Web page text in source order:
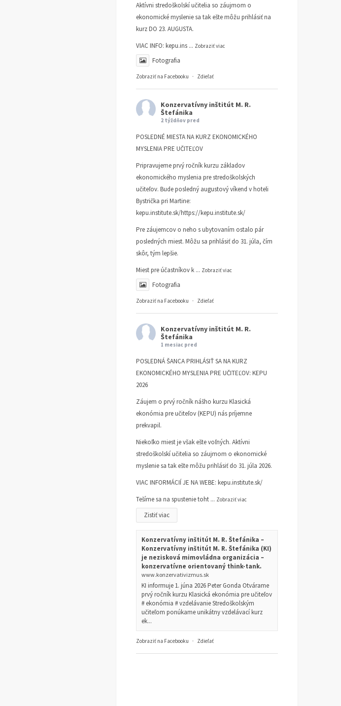
Aktívni stredoškolskí učitelia so záujmom o
ekonomické myslenie sa tak ešte môžu prihlásiť na
kurz DO 23. AUGUSTA.
VIAC INFO: kepu.ins ... Zobraziť viac
Fotografia
Zobraziť na Facebooku · Zdieľať
Konzervatívny inštitút M. R.
Štefánika
2 týždňov pred
POSLEDNÉ MIESTA NA KURZ EKONOMICKÉHO
MYSLENIA PRE UČITEĽOV
Pripravujeme prvý ročník kurzu základov
ekonomického myslenia pre stredoškolských
učiteľov. Bude posledný augustový víkend v hoteli
Bystrička pri Martine:
kepu.institute.sk/https://kepu.institute.sk/
Pre záujemcov o neho s ubytovaním ostalo pár
posledných miest. Môžu sa prihlásiť do 31. júla, čím
skôr, tým lepšie.
Miest pre účastníkov k ... Zobraziť viac
Fotografia
Zobraziť na Facebooku · Zdieľať
Konzervatívny inštitút M. R.
Štefánika
1 mesiac pred
POSLEDNÁ ŠANCA PRIHLÁSIŤ SA NA KURZ
EKONOMICKÉHO MYSLENIA PRE UČITEĽOV: KEPU
2026
Záujem o prvý ročník nášho kurzu Klasická
ekonómia pre učiteľov (KEPU) nás príjemne
prekvapil.
Niekoľko miest je však ešte voľných. Aktívni
stredoškolskí učitelia so záujmom o ekonomické
myslenie sa tak ešte môžu prihlásiť do 31. júla 2026.
VIAC INFORMÁCIÍ JE NA WEBE: kepu.institute.sk/
Tešíme sa na spustenie toht ... Zobraziť viac
Zistiť viac
Konzervatívny inštitút M. R. Štefánika –
Konzervatívny inštitút M. R. Štefánika (KI)
je nezisková mimovládna organizácia –
konzervatívne orientovaný think-tank.
www.konzervativizmus.sk
KI informuje 1. júna 2026 Peter Gonda Otvárame
prvý ročník kurzu Klasická ekonómia pre učiteľov
# ekonómia # vzdelávanie Stredoškolským
učiteľom ponúkame unikátny vzdelávací kurz
ek...
Zobraziť na Facebooku · Zdieľať